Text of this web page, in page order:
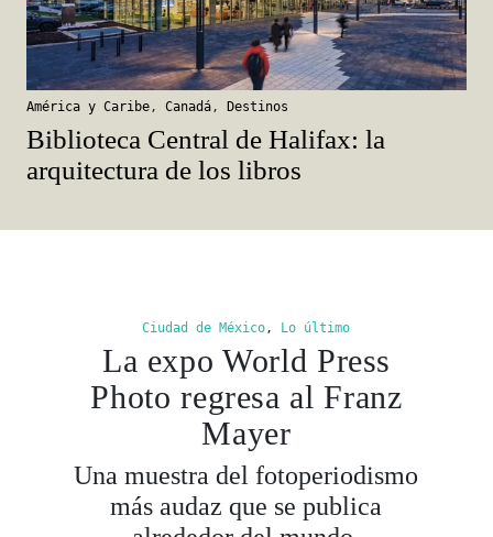
América y Caribe, Canadá, Destinos
Biblioteca Central de Halifax: la
arquitectura de los libros
Ciudad de México, Lo último
La expo World Press
Photo regresa al Franz
Mayer
Una muestra del fotoperiodismo
más audaz que se publica